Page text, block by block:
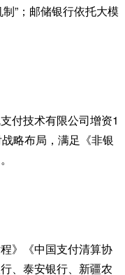
”；邮储银行依托大模
付技术有限公司增资1
略布局，满足《非银
》《中国支付清算协
、泰安银行、新疆农